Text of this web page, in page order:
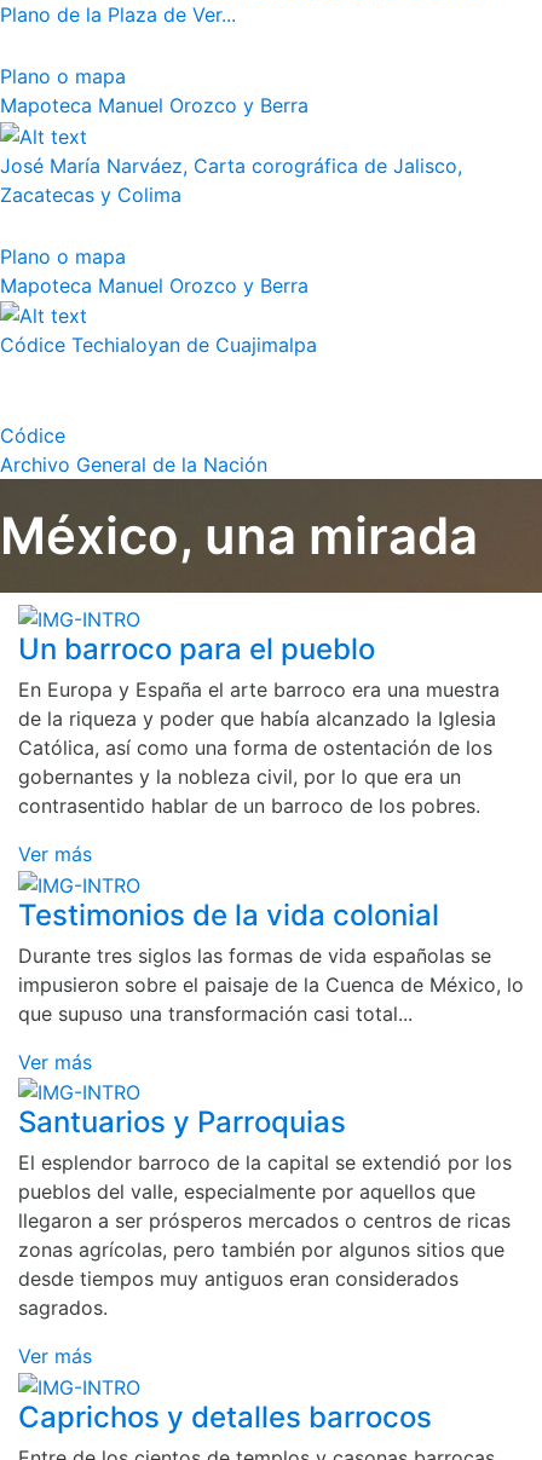
Plano de la Plaza de Ver...
Plano o mapa
Mapoteca Manuel Orozco y Berra
José María Narváez, Carta corográfica de Jalisco,
Zacatecas y Colima
Plano o mapa
Mapoteca Manuel Orozco y Berra
Códice Techialoyan de Cuajimalpa
Códice
Archivo General de la Nación
México, una mirada
Un barroco para el pueblo
En Europa y España el arte barroco era una muestra
de la riqueza y poder que había alcanzado la Iglesia
Católica, así como una forma de ostentación de los
gobernantes y la nobleza civil, por lo que era un
contrasentido hablar de un barroco de los pobres.
Ver más
Testimonios de la vida colonial
Durante tres siglos las formas de vida españolas se
impusieron sobre el paisaje de la Cuenca de México, lo
que supuso una transformación casi total...
Ver más
Santuarios y Parroquias
El esplendor barroco de la capital se extendió por los
pueblos del valle, especialmente por aquellos que
llegaron a ser prósperos mercados o centros de ricas
zonas agrícolas, pero también por algunos sitios que
desde tiempos muy antiguos eran considerados
sagrados.
Ver más
Caprichos y detalles barrocos